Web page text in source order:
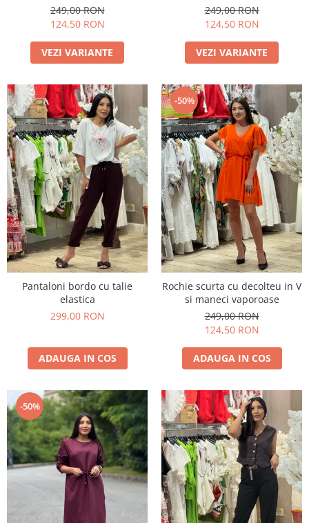
249,00 RON
124,50 RON
VEZI VARIANTE
249,00 RON
124,50 RON
VEZI VARIANTE
Pantaloni bordo cu talie
elastica
299,00 RON
ADAUGA IN COS
-50%
Rochie scurta cu decolteu in V
si maneci vaporoase
249,00 RON
124,50 RON
ADAUGA IN COS
-50%